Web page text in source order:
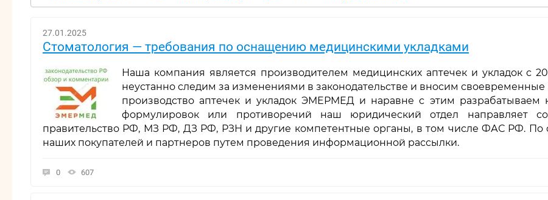
27.01.2025
Стоматология — требования по оснащению медицинскими укладками
Наша компания является производителем медицинских аптечек и укладок с
неустанно следим за изменениями в законодательстве и вносим
производство аптечек и укладок ЭМЕРМЕД и наравне с этим разрабатываем
формулировок или противоречий наш юридический отдел направляет
правительство РФ, МЗ РФ, ДЗ РФ, РЗН и другие компетентные органы, в том числе ФАС РФ. По
наших покупателей и партнеров путем проведения информационной рассылки.
0 607